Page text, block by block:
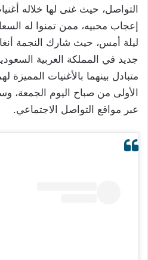
التواصل، حيث غنى لها خلاله
إعجاب محبيه، ممن تمنوا له
ليلة أمس، حيث شارك النجمة
جديد في المملكة العربية
متبادل بينهما بالأغنيات
الأولى من صباح اليوم الجمعة،
عبر مواقع التواصل الاجتماعي.